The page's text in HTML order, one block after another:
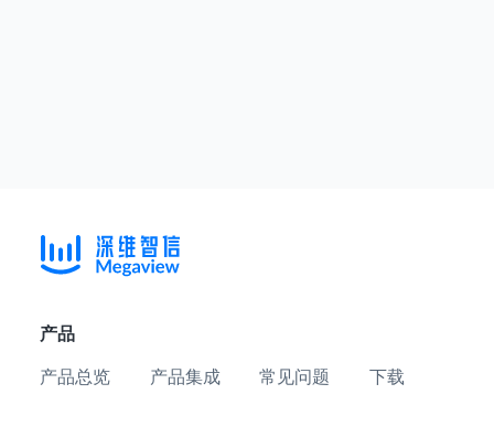
产品
产品总览 产品集成 常见问题 下载